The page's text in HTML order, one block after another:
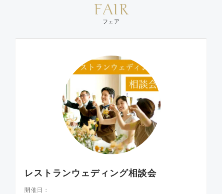
FAIR
フェア
レストランウェディング相談会
開催日：